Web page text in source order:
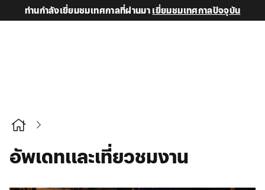
ท่านกำลังเยี่ยมชมเทศกาลที่ผ่านมา เยี่ยมชมเทศกาลปัจจุบัน
อัพเดทและเที่ยวชมงาน